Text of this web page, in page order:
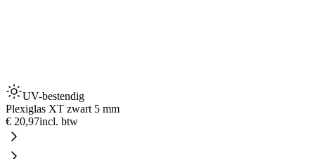
UV-bestendig
Plexiglas XT zwart 5 mm
€ 20,97incl. btw